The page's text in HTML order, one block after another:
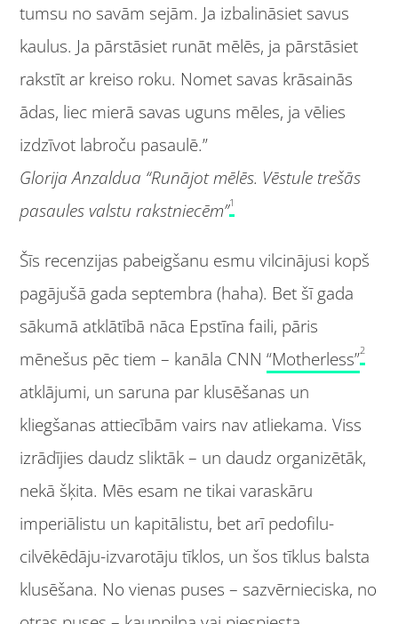
tumsu no savām sejām. Ja izbalināsiet savus
kaulus. Ja pārstāsiet runāt mēlēs, ja pārstāsiet
rakstīt ar kreiso roku. Nomet savas krāsainās
ādas, liec mierā savas uguns mēles, ja vēlies
izdzīvot labroču pasaulē.”
Glorija Anzaldua “Runājot mēlēs. Vēstule trešās
pasaules valstu rakstniecēm”1
Šīs recenzijas pabeigšanu esmu vilcinājusi kopš
pagājušā gada septembra (haha). Bet šī gada
sākumā atklātībā nāca Epstīna faili, pāris
mēnešus pēc tiem – kanāla CNN“Motherless”2
atklājumi, un saruna par klusēšanas un
kliegšanas attiecībām vairs nav atliekama. Viss
izrādījies daudz sliktāk – un daudz organizētāk,
nekā šķita. Mēs esam ne tikai varaskāru
imperiālistu un kapitālistu, bet arī pedofilu-
cilvēkēdāju-izvarotāju tīklos, un šos tīklus balsta
klusēšana. No vienas puses – sazvērnieciska, no